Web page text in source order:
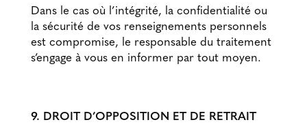
Dans le cas où l’intégrité, la confidentialité ou
la sécurité de vos renseignements personnels
est compromise, le responsable du traitement
s’engage à vous en informer par tout moyen.
9. DROIT D’OPPOSITION ET DE RETRAIT